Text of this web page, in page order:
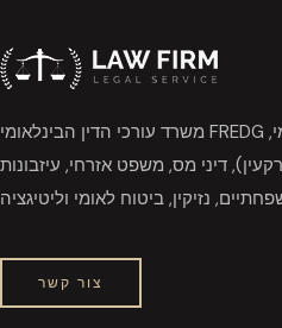
משרד עורכי הדין הבינלאומי FREDG מתמחה במשפט בינלאומי,
דיני מס, משפט אזרחי, עיזבונות
צור קשר